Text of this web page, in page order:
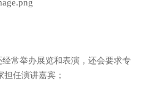
常举办展览和表演，还会要求专
任演讲嘉宾；